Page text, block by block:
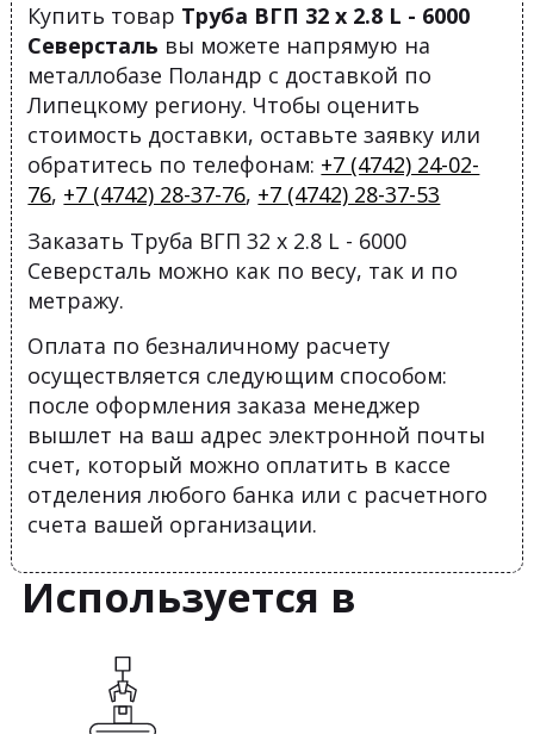
Купить товар Труба ВГП 32 х 2.8 L - 6000
Северсталь вы можете напрямую на
металлобазе Поландр с доставкой по
Липецкому региону. Чтобы оценить
стоимость доставки, оставьте заявку или
обратитесь по телефонам: +7 (4742) 24-02-
76, +7 (4742) 28-37-76, +7 (4742) 28-37-53
Заказать Труба ВГП 32 х 2.8 L - 6000
Северсталь можно как по весу, так и по
метражу.
Оплата по безналичному расчету
осуществляется следующим способом:
после оформления заказа менеджер
вышлет на ваш адрес электронной почты
счет, который можно оплатить в кассе
отделения любого банка или с расчетного
счета вашей организации.
Используется в